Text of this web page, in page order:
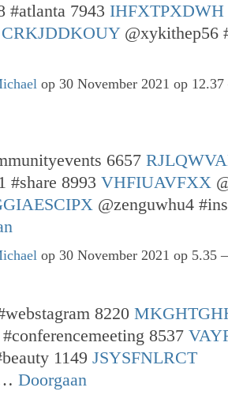
#atlanta 7943 IHFXTPXDWH
CRKJDDKOUY@xykithep56
op 30 November 2021 op
6657
#share 8993 VHFIUAVFXX
@zenguwhu4
op 30 November 2021 op 5.35
8220
8537
1149 JSYSFNLRCT
Doorgaan